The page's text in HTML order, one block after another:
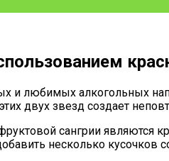
и любимых алкогольных
двух звезд создает
сангрии являются
несколько кусочков